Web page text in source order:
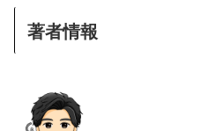
著者情報